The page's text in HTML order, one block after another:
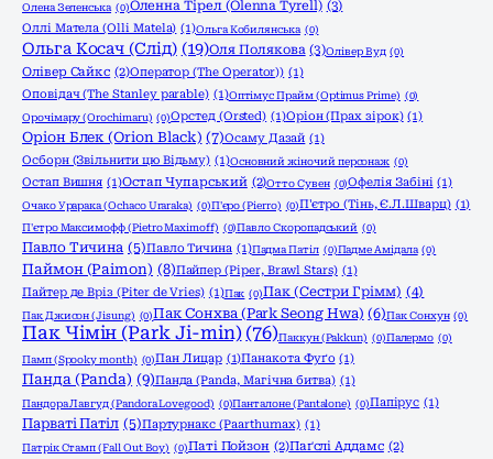
Олена Зеленська (0)Оленна Тірел (Olenna Tyrell) (3)
Оллі Матела (Olli Matela) (1)Ольга Кобилянська (0)
Ольга Косач (Слід) (19)Оля Полякова (3)Олівер Вуд (0)
Олівер Сайкс (2)Оператор (The Operator)) (1)
Оповідач (The Stanley parable) (1)Оптімус Прайм (Optimus Prime) (0)
Орочімару (Orochimaru) (0)Орстед (Orsted) (1)Оріон (Прах зірок) (1)
Оріон Блек (Orion Black) (7)Осаму Дазай (1)
Осборн (Звільнити цю Відьму) (1)Основний жіночий персонаж (0)
Остап Вишня (1)Остап Чупарський (2)Отто Сувен (0)Офелія Забіні (1)
Очако Урарака (Ochaco Uraraka) (0)П'єро (Pierro) (0)П'єтро (Тінь, Є.Л.Шварц) (1)
П'єтро Максимофф (Pietro Maximoff) (0)Павло Скоропадський (0)
Павло Тичина (5)Павло Тичина (1)Падма Патіл (0)Падме Амідала (0)
Паймон (Paimon) (8)Пайпер (Piper, Brawl Stars) (1)
Пайтер де Вріз (Piter de Vries) (1)Пак (0)Пак (Сестри Грімм) (4)
Пак Джисон (Jisung) (0)Пак Сонхва (Park Seong Hwa) (6)Пак Сонхун (0)
Пак Чімін (Park Ji-min) (76)Паккун (Pakkun) (0)Палермо (0)
Памп (Spooky month) (0)Пан Лицар (1)Панакота Фуґо (1)
Панда (Panda) (9)Панда (Panda, Магічна битва) (1)
Пандора Лавгуд (Pandora Lovegood) (0)Панталоне (Pantalone) (0)Папірус (1)
Парваті Патіл (5)Партурнакс (Paarthurnax) (1)
Патрік Стамп (Fall Out Boy) (0)Паті Пойзон (2)Паґслі Аддамс (2)